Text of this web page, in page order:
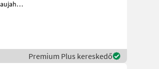
Premium Plus kereskedő